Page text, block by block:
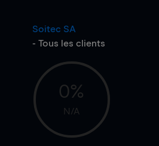
Soitec SA
- Tous les clients
0%
N/A